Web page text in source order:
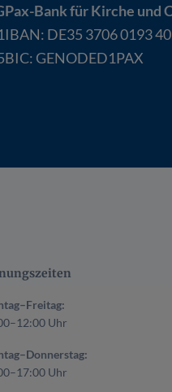
Pax-Bank für Kirche und
IBAN: DE35 3706 0193
BIC: GENODED1PAX
Uhr
Uhr